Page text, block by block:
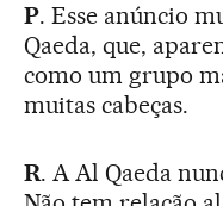
P. Esse anúncio
Qaeda, que,
como um grupo
muitas cabeças.
R. A Al Qaeda